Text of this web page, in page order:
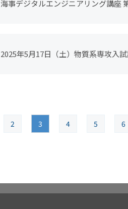
海事デジタルエンジニアリング講座
2025年5月17日（土）物質系専攻入
2 3 4 5 6